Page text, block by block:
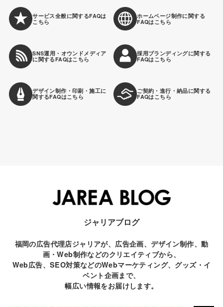
サービス全般に関するFAQは
こちら
ホームページ制作に関する
FAQはこちら
SNS運用・オウンドメディア
に関するFAQはこちら
採用ブランディングに関する
FAQはこちら
デザイン制作・印刷・施工に
関するFAQはこちら
ご契約・進行・納品に関する
FAQはこちら
ジャリアブログ
福岡の広告代理店ジャリアが、広告企画、デザイン制作、動
画・Web制作などのクリエイティブから、
Web広告、SEO対策などのWebマーケティング、グッズ・イ
ベント企画まで、
幅広い情報をお届けします。